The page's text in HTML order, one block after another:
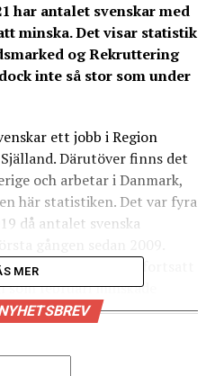
har antalet svenskar med
minska. Det visar statistik
og Rekruttering
inte så stor som under
ett jobb i Region
Därutöver finns det
och arbetar i Danmark,
här statistiken. Det var fyra
då antalet svenska
av 2021 har antalet fortsatt
som februari minskade
andra sidan Öresund med
Styrelsen for
MER